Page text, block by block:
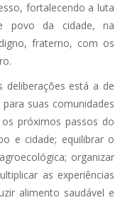
fortalecendo a luta
povo da cidade, na
fraterno, com os
está a de
suas comunidades
próximos passos do
e cidade; equilibrar o
organizar
as experiências
alimento saudável e